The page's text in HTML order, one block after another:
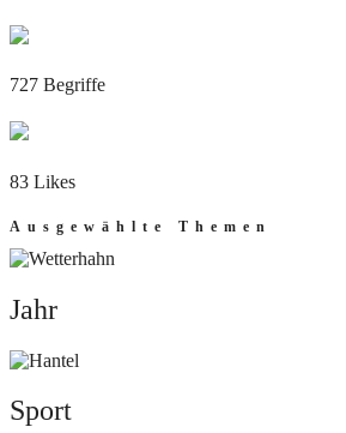
727 Begriffe
83 Likes
Ausgewählte Themen
Jahr
Jahr
Sport
Sport